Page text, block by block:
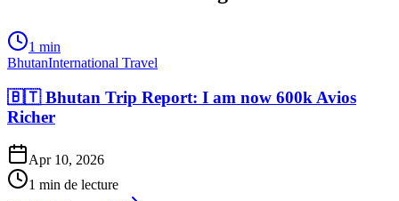
1 min
BhutanInternational Travel
🇧🇹 Bhutan Trip Report: I am now 600k Avios
Richer
Apr 10, 2026
1 min de lecture